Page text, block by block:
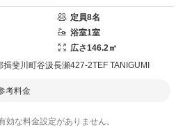
定員8名
浴室1室
広さ146.2㎡
揖斐川町谷汲長瀬427-2TEF TANIGUMI
考料金
効な料金設定がありません。